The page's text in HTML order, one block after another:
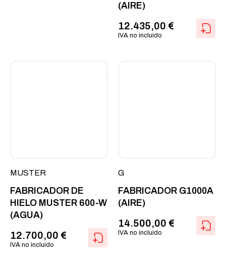
(AIRE)
12.435,00 €
IVA no incluido
MUSTER
FABRICADOR DE
HIELO MUSTER 600-W
(AGUA)
12.700,00 €
IVA no incluido
G
FABRICADOR G1000A
(AIRE)
14.500,00 €
IVA no incluido